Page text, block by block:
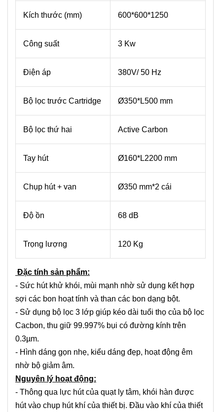
Kích thước (mm) 600*600*1250
Công suất 3 Kw
Điện áp 380V/ 50 Hz
Bộ lọc trước Cartridge Ø350*L500 mm
Bộ lọc thứ hai Active Carbon
Tay hút Ø160*L2200 mm
Chụp hút + van Ø350 mm*2 cái
Độ ồn 68 dB
Trọng lượng 120 Kg
Đặc tính sản phẩm:
- Sức hút khử khói, mùi mạnh nhờ sử dụng kết hợp
sợi các bon hoạt tính và than các bon dạng bột.
- Sử dụng bộ lọc 3 lớp giúp kéo dài tuổi thọ của bộ lọc
Cacbon, thu giữ 99.997% bụi có đường kính trên
0.3µm.
- Hình dáng gọn nhẹ, kiểu dáng đẹp, hoạt động êm
nhờ bộ giảm âm.
Nguyên lý hoạt động:
- Thông qua lực hút của quạt ly tâm, khói hàn được
hút vào chụp hút khí của thiết bị. Đầu vào khí của thiết